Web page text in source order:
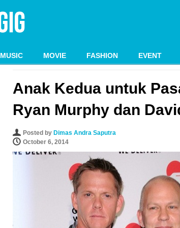
MUSIC MOVIE FASHION EVENT
Anak Kedua untuk
Ryan Murphy dan
Posted by Dimas Andra Saputra
October 6, 2014